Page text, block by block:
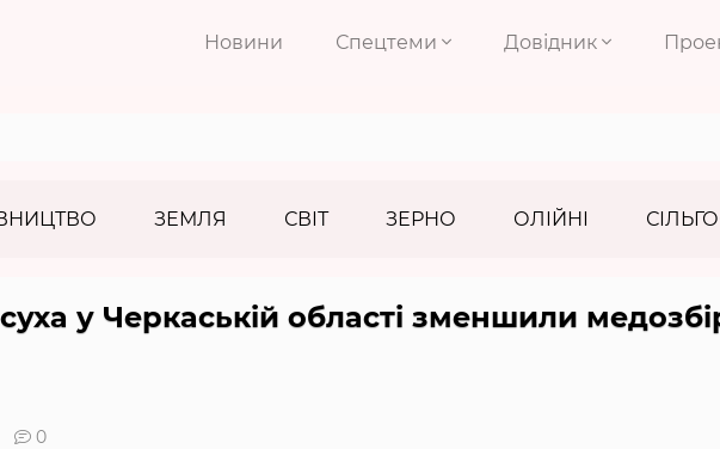
Новини Спецтеми Довідник
ЗЕМЛЯ СВІТ ЗЕРНО ОЛІЙНІ
у Черкаській області зменшили
0